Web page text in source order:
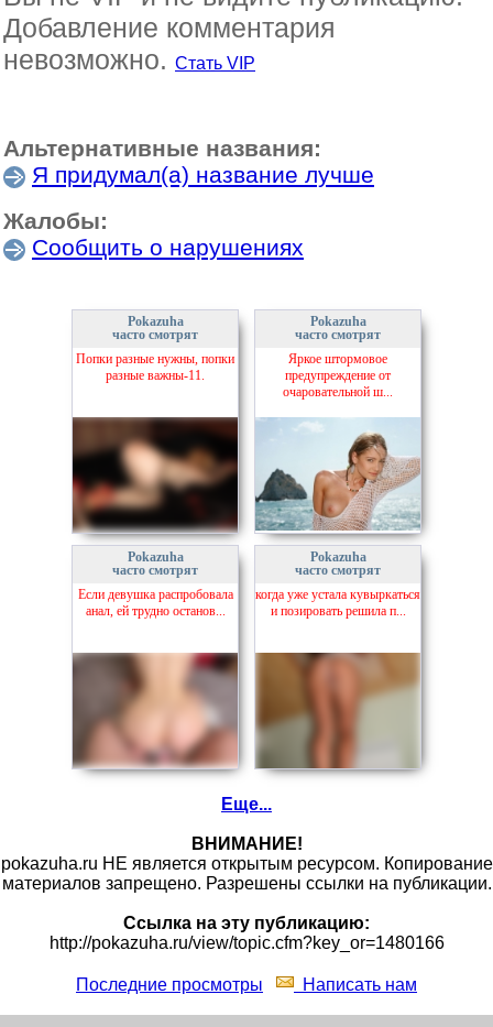
Добавление комментария
невозможно. Стать VIP
Альтернативные названия:
Я придумал(а) название лучше
Жалобы:
Сообщить о нарушениях
Pokazuha
часто смотрят
Попки разные нужны, попки
разные важны-11.
Pokazuha
часто смотрят
Яркое штормовое
предупреждение от
очаровательной ш...
Pokazuha
часто смотрят
Если девушка распробовала
анал, ей трудно останов...
Pokazuha
часто смотрят
когда уже устала кувыркаться
и позировать решила п...
Еще...
ВНИМАНИЕ!
pokazuha.ru НЕ является открытым ресурсом. Копирование
материалов запрещено. Разрешены ссылки на публикации.
Ссылка на эту публикацию:
http://pokazuha.ru/view/topic.cfm?key_or=1480166
Последние просмотры Написать нам